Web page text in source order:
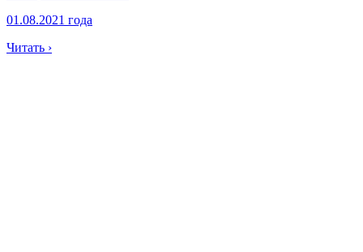
01.08.2021 года
Читать ›